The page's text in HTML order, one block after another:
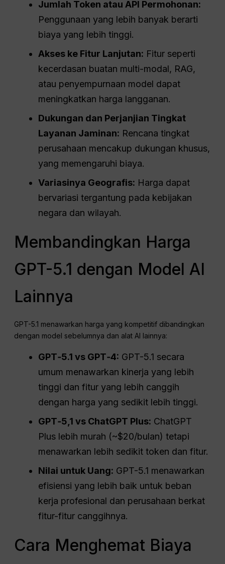
Jumlah Token atau API Permohonan:
Penggunaan yang lebih banyak berarti
biaya yang lebih tinggi.
Akses ke Fitur Lanjutan: Fitur seperti
kecerdasan buatan multi-modal, RAG,
atau penyempurnaan model dapat
meningkatkan harga langganan.
Dukungan dan Perjanjian Tingkat
Layanan Jaminan: Rencana tingkat
perusahaan mencakup dukungan khusus,
yang memengaruhi biaya.
Variasinya Geografis: Harga dapat
bervariasi tergantung pada kebijakan
negara dan wilayah.
Membandingkan Harga
GPT-5.1 dengan Model AI
Lainnya
GPT-5.1 menawarkan harga yang kompetitif dibandingkan
dengan model sebelumnya dan alat AI lainnya:
GPT‑5.1 vs GPT‑4: GPT-5.1 secara
umum menawarkan kinerja yang lebih
tinggi dan fitur yang lebih canggih
dengan harga yang sedikit lebih tinggi.
GPT‑5,1 vs ChatGPT Plus: ChatGPT
Plus lebih murah (~$20/bulan) tetapi
menawarkan lebih sedikit token dan fitur.
Nilai untuk Uang: GPT-5.1 menawarkan
efisiensi yang lebih baik untuk beban
kerja profesional dan perusahaan berkat
fitur-fitur canggihnya.
Cara Menghemat Biaya